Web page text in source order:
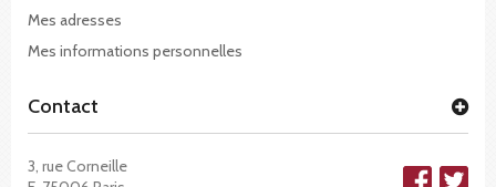
Mes adresses
Mes informations personnelles
Contact
3, rue Corneille